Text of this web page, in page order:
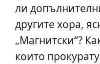
ли
другите хора,
„Магнитски“?
които